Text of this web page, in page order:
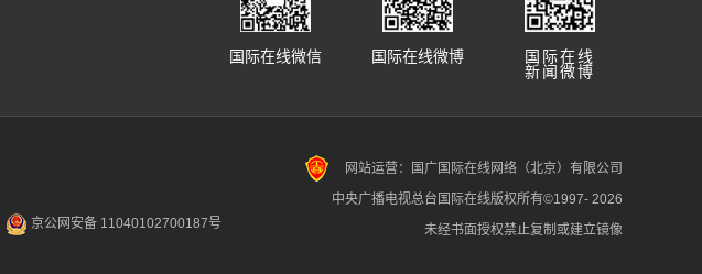
国际在线
新闻微博
国际在线微博
国际在线微信
京公网安备 11040102700187号
网站运营：国广国际在线网络（北京）有限公司
中央广播电视总台国际在线版权所有©1997- 2026
未经书面授权禁止复制或建立镜像